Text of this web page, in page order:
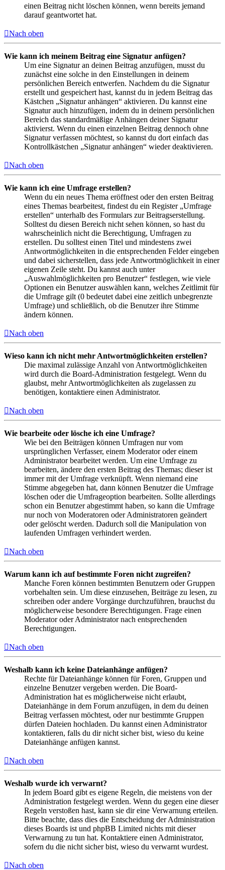
einen Beitrag nicht löschen können, wenn bereits jemand
darauf geantwortet hat.
Nach oben
Wie kann ich meinem Beitrag eine Signatur anfügen?
Um eine Signatur an deinen Beitrag anzufügen, musst du
zunächst eine solche in den Einstellungen in deinem
persönlichen Bereich entwerfen. Nachdem du die Signatur
erstellt und gespeichert hast, kannst du in jedem Beitrag das
Kästchen „Signatur anhängen“ aktivieren. Du kannst eine
Signatur auch hinzufügen, indem du in deinem persönlichen
Bereich das standardmäßige Anhängen deiner Signatur
aktivierst. Wenn du einen einzelnen Beitrag dennoch ohne
Signatur verfassen möchtest, so kannst du dort einfach das
Kontrollkästchen „Signatur anhängen“ wieder deaktivieren.
Nach oben
Wie kann ich eine Umfrage erstellen?
Wenn du ein neues Thema eröffnest oder den ersten Beitrag
eines Themas bearbeitest, findest du ein Register „Umfrage
erstellen“ unterhalb des Formulars zur Beitragserstellung.
Solltest du diesen Bereich nicht sehen können, so hast du
wahrscheinlich nicht die Berechtigung, Umfragen zu
erstellen. Du solltest einen Titel und mindestens zwei
Antwortmöglichkeiten in die entsprechenden Felder eingeben
und dabei sicherstellen, dass jede Antwortmöglichkeit in einer
eigenen Zeile steht. Du kannst auch unter
„Auswahlmöglichkeiten pro Benutzer“ festlegen, wie viele
Optionen ein Benutzer auswählen kann, welches Zeitlimit für
die Umfrage gilt (0 bedeutet dabei eine zeitlich unbegrenzte
Umfrage) und schließlich, ob die Benutzer ihre Stimme
ändern können.
Nach oben
Wieso kann ich nicht mehr Antwortmöglichkeiten erstellen?
Die maximal zulässige Anzahl von Antwortmöglichkeiten
wird durch die Board-Administration festgelegt. Wenn du
glaubst, mehr Antwortmöglichkeiten als zugelassen zu
benötigen, kontaktiere einen Administrator.
Nach oben
Wie bearbeite oder lösche ich eine Umfrage?
Wie bei den Beiträgen können Umfragen nur vom
ursprünglichen Verfasser, einem Moderator oder einem
Administrator bearbeitet werden. Um eine Umfrage zu
bearbeiten, ändere den ersten Beitrag des Themas; dieser ist
immer mit der Umfrage verknüpft. Wenn niemand eine
Stimme abgegeben hat, dann können Benutzer die Umfrage
löschen oder die Umfrageoption bearbeiten. Sollte allerdings
schon ein Benutzer abgestimmt haben, so kann die Umfrage
nur noch von Moderatoren oder Administratoren geändert
oder gelöscht werden. Dadurch soll die Manipulation von
laufenden Umfragen verhindert werden.
Nach oben
Warum kann ich auf bestimmte Foren nicht zugreifen?
Manche Foren können bestimmten Benutzern oder Gruppen
vorbehalten sein. Um diese einzusehen, Beiträge zu lesen, zu
schreiben oder andere Vorgänge durchzuführen, brauchst du
möglicherweise besondere Berechtigungen. Frage einen
Moderator oder Administrator nach entsprechenden
Berechtigungen.
Nach oben
Weshalb kann ich keine Dateianhänge anfügen?
Rechte für Dateianhänge können für Foren, Gruppen und
einzelne Benutzer vergeben werden. Die Board-
Administration hat es möglicherweise nicht erlaubt,
Dateianhänge in dem Forum anzufügen, in dem du deinen
Beitrag verfassen möchtest, oder nur bestimmte Gruppen
dürfen Dateien hochladen. Du kannst einen Administrator
kontaktieren, falls du dir nicht sicher bist, wieso du keine
Dateianhänge anfügen kannst.
Nach oben
Weshalb wurde ich verwarnt?
In jedem Board gibt es eigene Regeln, die meistens von der
Administration festgelegt werden. Wenn du gegen eine dieser
Regeln verstoßen hast, kann sie dir eine Verwarnung erteilen.
Bitte beachte, dass dies die Entscheidung der Administration
dieses Boards ist und phpBB Limited nichts mit dieser
Verwarnung zu tun hat. Kontaktiere einen Administrator,
sofern du die nicht sicher bist, wieso du verwarnt wurdest.
Nach oben